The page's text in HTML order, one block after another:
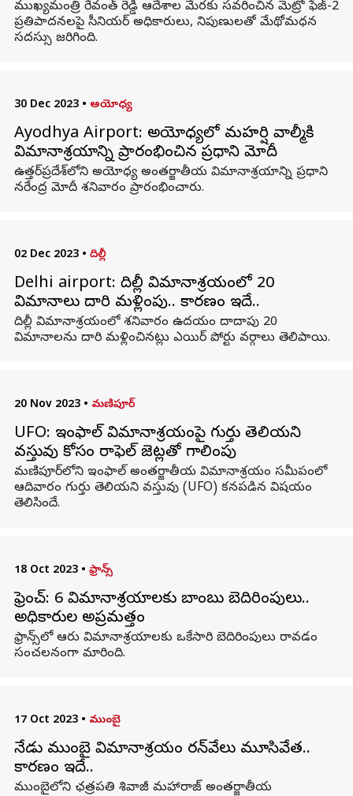
ముఖ్యమంత్రి రేవంత్ రెడ్డి ఆదేశాల మేరకు సవరించిన మెట్రో ఫేజ్-2
ప్రతిపాదనలపై సీనియర్ అధికారులు, నిపుణులతో మేథోమధన
సదస్సు జరిగింది.
30 Dec 2023 • అయోధ్య
Ayodhya Airport: అయోధ్యలో మహర్షి వాల్మీకి
విమానాశ్రయాన్ని ప్రారంభించిన ప్రధాని మోదీ
ఉత్తర్‌ప్రదేశ్‌లోని అయోధ్య అంతర్జాతీయ విమానాశ్రయాన్ని ప్రధాని
నరేంద్ర మోదీ శనివారం ప్రారంభించారు.
02 Dec 2023 • దిల్లీ
Delhi airport: దిల్లీ విమానాశ్రయంలో 20
విమానాలు దారి మళ్లింపు.. కారణం ఇదే..
దిల్లీ విమానాశ్రయంలో శనివారం ఉదయం దాదాపు 20
విమానాలను దారి మళ్లించినట్లు ఎయిర్ పోర్టు వర్గాలు తెలిపాయి.
20 Nov 2023 • మణిపూర్
UFO: ఇంఫాల్ విమానాశ్రయంపై గుర్తు తెలియని
వస్తువు కోసం రాఫెల్ జెట్లతో గాలింపు
మణిపూర్‌లోని ఇంఫాల్ అంతర్జాతీయ విమానాశ్రయం సమీపంలో
ఆదివారం గుర్తు తెలియని వస్తువు (UFO) కనపడిన విషయం
తెలిసిందే.
18 Oct 2023 • ఫ్రాన్స్
ఫ్రెంచ్: 6 విమానాశ్రయాలకు బాంబు బెదిరింపులు..
అధికారుల అప్రమత్తం
ఫ్రాన్స్‌లో ఆరు విమానాశ్రయాలకు ఒకేసారి బెదిరింపులు రావడం
సంచలనంగా మారింది.
17 Oct 2023 • ముంబై
నేడు ముంబై విమానాశ్రయం రన్‌వేలు మూసివేత..
కారణం ఇదే..
ముంబైలోని ఛత్రపతి శివాజీ మహారాజ్ అంతర్జాతీయ